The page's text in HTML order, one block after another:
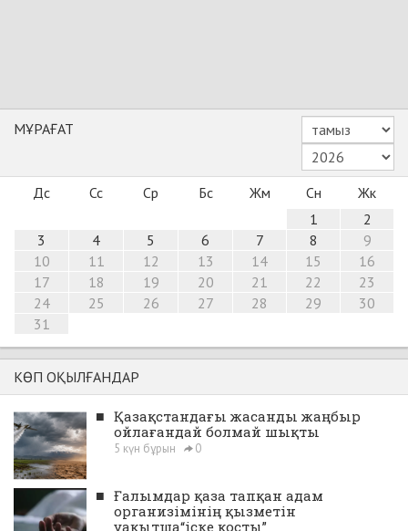
МҰРАҒАТ
Дс Сс Ср Бс Жм Сн
Жк
1
2
3
4 5 6 7 8
9
10
11 12 13 14 15
16
17
18 19 20 21 22
23
24
25 26 27 28 29
30
31
КӨП ОҚЫЛҒАНДАР
■ Қазақстандағы жасанды жаңбыр
ойлағандай болмай шықты
5 күн бұрын 0
■ Ғалымдар қаза тапқан адам
организімінің қызметін
уақытша“іске қосты”